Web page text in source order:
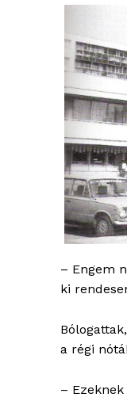
– Engem
ki
a régi
–